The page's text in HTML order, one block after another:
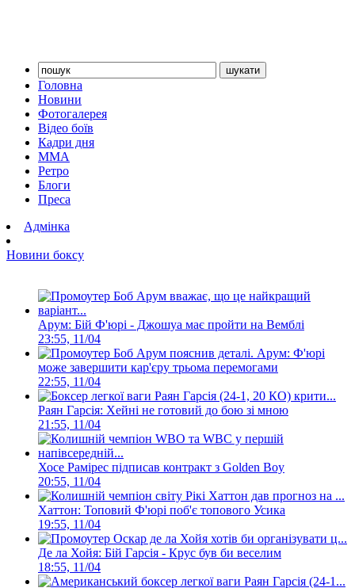
Головна
Новини
Фотогалерея
Відео боїв
Кадри дня
ММА
Ретро
Блоги
Преса
Адмінка
Новини боксу
Арум: Бій Ф'юрі - Джошуа має пройти на Вемблі
23:55, 11/04
Арум: Ф'юрі
може завершити кар'єру трьома перемогами
22:55, 11/04
Раян Гарсія: Хейні не готовий до бою зі мною
21:55, 11/04
Хосе Рамірес підписав контракт з Golden Boy
20:55, 11/04
Хаттон: Топовий Ф'юрі поб'є топового Усика
19:55, 11/04
Де ла Хойя: Бій Гарсія - Крус був би веселим
18:55, 11/04